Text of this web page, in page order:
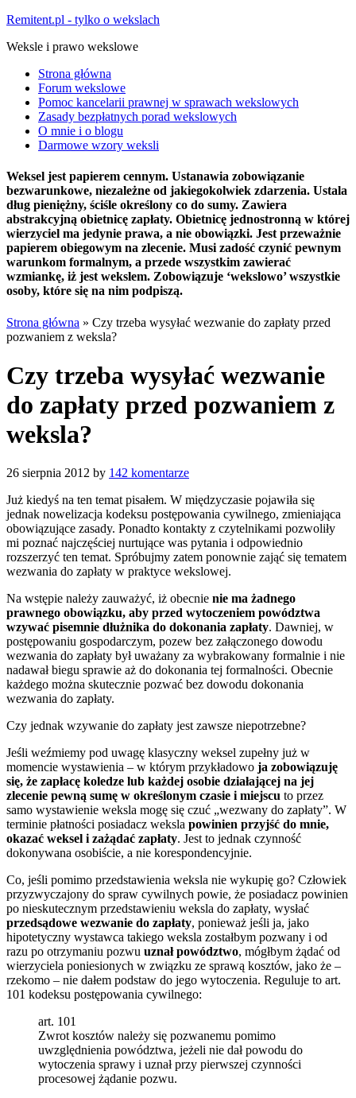
Remitent.pl - tylko o wekslach
Weksle i prawo wekslowe
Strona główna
Forum wekslowe
Pomoc kancelarii prawnej w sprawach wekslowych
Zasady bezpłatnych porad wekslowych
O mnie i o blogu
Darmowe wzory weksli
Weksel jest papierem cennym. Ustanawia zobowiązanie
bezwarunkowe, niezależne od jakiegokolwiek zdarzenia. Ustala
dług pieniężny, ściśle określony co do sumy. Zawiera
abstrakcyjną obietnicę zapłaty. Obietnicę jednostronną w której
wierzyciel ma jedynie prawa, a nie obowiązki. Jest przeważnie
papierem obiegowym na zlecenie. Musi zadość czynić pewnym
warunkom formalnym, a przede wszystkim zawierać
wzmiankę, iż jest wekslem. Zobowiązuje ‘wekslowo’ wszystkie
osoby, które się na nim podpiszą.
Strona główna » Czy trzeba wysyłać wezwanie do zapłaty przed
pozwaniem z weksla?
Czy trzeba wysyłać wezwanie
do zapłaty przed pozwaniem z
weksla?
26 sierpnia 2012 by 142 komentarze
Już kiedyś na ten temat pisałem. W międzyczasie pojawiła się
jednak nowelizacja kodeksu postępowania cywilnego, zmieniająca
obowiązujące zasady. Ponadto kontakty z czytelnikami pozwoliły
mi poznać najczęściej nurtujące was pytania i odpowiednio
rozszerzyć ten temat. Spróbujmy zatem ponownie zająć się tematem
wezwania do zapłaty w praktyce wekslowej.
Na wstępie należy zauważyć, iż obecnie nie ma żadnego
prawnego obowiązku, aby przed wytoczeniem powództwa
wzywać pisemnie dłużnika do dokonania zapłaty. Dawniej, w
postępowaniu gospodarczym, pozew bez załączonego dowodu
wezwania do zapłaty był uważany za wybrakowany formalnie i nie
nadawał biegu sprawie aż do dokonania tej formalności. Obecnie
każdego można skutecznie pozwać bez dowodu dokonania
wezwania do zapłaty.
Czy jednak wzywanie do zapłaty jest zawsze niepotrzebne?
Jeśli weźmiemy pod uwagę klasyczny weksel zupełny już w
momencie wystawienia – w którym przykładowo ja zobowiązuję
się, że zapłacę koledze lub każdej osobie działającej na jej
zlecenie pewną sumę w określonym czasie i miejscu to przez
samo wystawienie weksla mogę się czuć „wezwany do zapłaty”. W
terminie płatności posiadacz weksla powinien przyjść do mnie,
okazać weksel i zażądać zapłaty. Jest to jednak czynność
dokonywana osobiście, a nie korespondencyjnie.
Co, jeśli pomimo przedstawienia weksla nie wykupię go? Człowiek
przyzwyczajony do spraw cywilnych powie, że posiadacz powinien
po nieskutecznym przedstawieniu weksla do zapłaty, wysłać
przedsądowe wezwanie do zapłaty, ponieważ jeśli ja, jako
hipotetyczny wystawca takiego weksla zostałbym pozwany i od
razu po otrzymaniu pozwu uznał powództwo, mógłbym żądać od
wierzyciela poniesionych w związku ze sprawą kosztów, jako że –
rzekomo – nie dałem podstaw do jego wytoczenia. Reguluje to art.
101 kodeksu postępowania cywilnego:
art. 101
Zwrot kosztów należy się pozwanemu pomimo
uwzględnienia powództwa, jeżeli nie dał powodu do
wytoczenia sprawy i uznał przy pierwszej czynności
procesowej żądanie pozwu.